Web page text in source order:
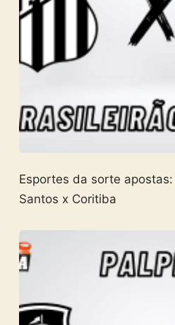
Esportes da sorte
Santos x Coritiba